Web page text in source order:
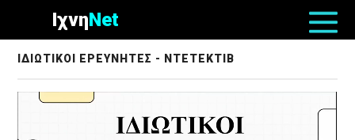
ΙχνηNet
ΙΔΙΩΤΙΚΟΙ ΕΡΕΥΝΗΤΕΣ - ΝΤΕΤΕΚΤΙΒ